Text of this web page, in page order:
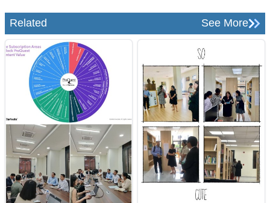
Related See More